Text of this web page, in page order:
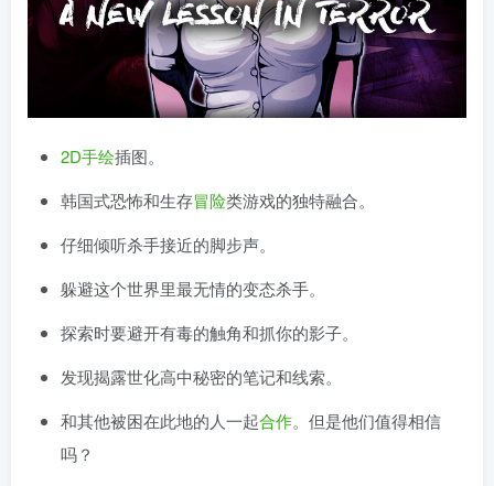
2D手绘插图。
韩国式恐怖和生存冒险类游戏的独特融合。
仔细倾听杀手接近的脚步声。
躲避这个世界里最无情的变态杀手。
探索时要避开有毒的触角和抓你的影子。
发现揭露世化高中秘密的笔记和线索。
和其他被困在此地的人一起合作。但是他们值得相信
吗？